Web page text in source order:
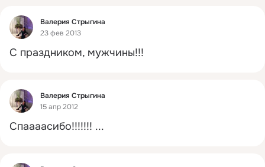
Фид
Валерия Стрыгина
23 фев 2013
С праздником, мужчины!!!
Фид
Валерия Стрыгина
15 апр 2012
Спаааасибо!!!!!!! ...